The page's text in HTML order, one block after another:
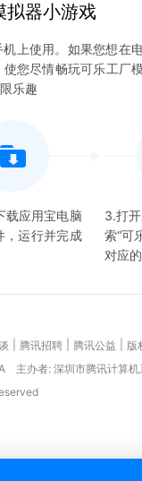
拟器小游戏
上使用。如果您想在
您尽情畅玩可乐工厂
乐趣
载应用宝电脑
，运行并完成
3.打
索“可
对应的
腾讯招聘 腾讯公益 版
主办者: 深圳市腾讯计算